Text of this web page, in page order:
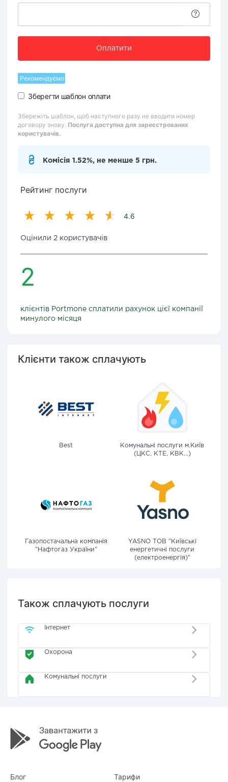
Оплатити
Рекомендуємо
Зберегти шаблон оплати
Збережіть шаблон, щоб наступного разу не вводити номер
договору знову. Послуга доступна для зареєстрованих
користувачів.
Комісія 1.52%, не менше 5 грн.
Рейтинг послуги
4.6
Оцінили 2 користувачів
2
клієнтів Portmone сплатили рахунок цієї компанії
минулого місяця
Клієнти також сплачують
Best
Комунальні послуги м.Київ
(ЦКС, КТЕ, КВК...)
Газопостачальна компанія
"Нафтогаз України"
YASNO ТОВ "Київські
енергетичні послуги
(електроенергія)"
Також сплачують послуги
Інтернет
Охорона
Комунальні послуги
Блог Тарифи